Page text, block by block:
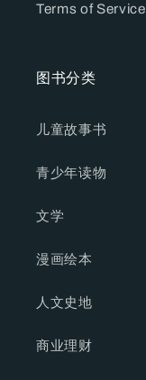
Terms of Service
图书分类
儿童故事书
青少年读物
文学
漫画绘本
人文史地
商业理财